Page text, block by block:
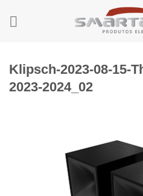
Klipsch-2023-08-15-
2023-2024_02